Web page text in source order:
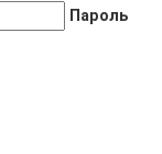
Пароль